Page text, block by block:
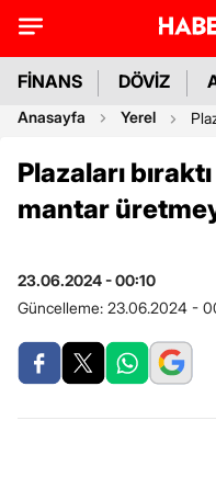
FİNANS DÖVİZ
Anasayfa Yerel
Plazaları
mantar
23.06.2024 - 00:10
Güncelleme: 23.06.2024 -